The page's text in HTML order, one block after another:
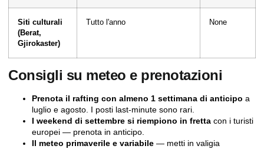
Siti culturali
(Berat,
Gjirokaster)
Tutto l'anno None
Consigli su meteo e prenotazioni
Prenota il rafting con almeno 1 settimana di anticipo a
luglio e agosto. I posti last-minute sono rari.
I weekend di settembre si riempiono in fretta con i turisti
europei — prenota in anticipo.
Il meteo primaverile e variabile — metti in valigia